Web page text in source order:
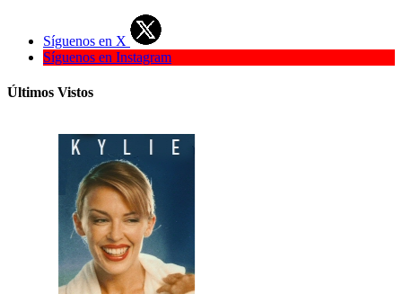
Síguenos en X
Síguenos en Instagram
Últimos Vistos